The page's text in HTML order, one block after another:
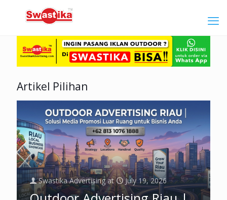
Artikel Pilihan
Swastika Advertising at July 19, 2026